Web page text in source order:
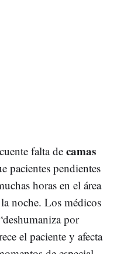
falta de camas
pacientes pendientes
horas en el área
noche. Los médicos
por
el paciente y afecta